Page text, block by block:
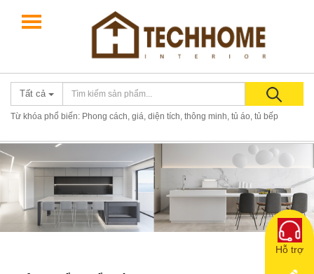
Giới thiệu Điều khoản Liên hệ 0867581118
Tất cả
Từ khóa phổ biến: Phong cách, giá, diện tích, thông minh, tủ áo, tủ bếp
Hỗ trợ